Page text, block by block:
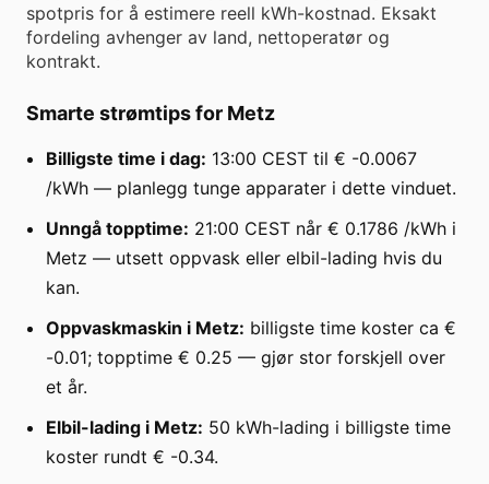
spotpris for å estimere reell kWh-kostnad. Eksakt
fordeling avhenger av land, nettoperatør og
kontrakt.
Smarte strømtips for Metz
Billigste time i dag: 13:00 CEST til € -0.0067
/kWh — planlegg tunge apparater i dette vinduet.
Unngå topptime: 21:00 CEST når € 0.1786 /kWh i
Metz — utsett oppvask eller elbil-lading hvis du
kan.
Oppvaskmaskin i Metz: billigste time koster ca €
-0.01; topptime € 0.25 — gjør stor forskjell over
et år.
Elbil-lading i Metz: 50 kWh-lading i billigste time
koster rundt € -0.34.